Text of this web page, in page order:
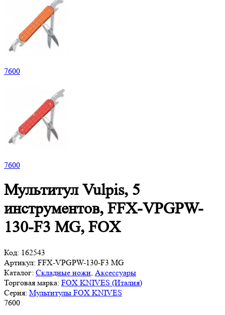
7600
7600
Мультитул Vulpis, 5
инструментов, FFX-VPGPW-
130-F3 MG, FOX
Код: 162543
Артикул: FFX-VPGPW-130-F3 MG
Каталог: Складные ножи Аксессуары
Торговая марка: FOX KNIVES (Италия)
Серия: Мультитулы FOX KNIVES
7600